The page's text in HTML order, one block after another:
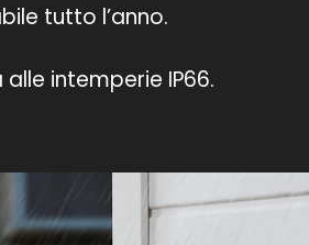
tutto l’anno.
alle intemperie IP66.